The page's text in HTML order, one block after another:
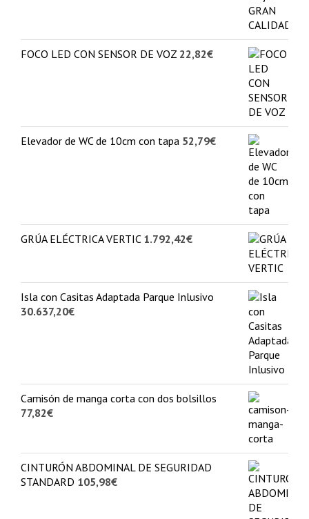
FOCO LED CON SENSOR DE VOZ 22,82€
Elevador de WC de 10cm con tapa 52,79€
GRÚA ELÉCTRICA VERTIC 1.792,42€
Isla con Casitas Adaptada Parque Inlusivo
30.637,20€
Camisón de manga corta con dos bolsillos
77,82€
CINTURÓN ABDOMINAL DE SEGURIDAD
STANDARD 105,98€